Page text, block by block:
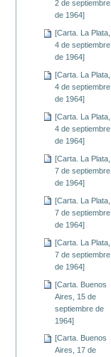
2 de septiembre
de 1964]
[Carta. La Plata,
4 de septiembre
de 1964]
[Carta. La Plata,
4 de septiembre
de 1964]
[Carta. La Plata,
4 de septiembre
de 1964]
[Carta. La Plata,
7 de septiembre
de 1964]
[Carta. La Plata,
7 de septiembre
de 1964]
[Carta. La Plata,
7 de septiembre
de 1964]
[Carta. Buenos
Aires, 15 de
septiembre de
1964]
[Carta. Buenos
Aires, 17 de